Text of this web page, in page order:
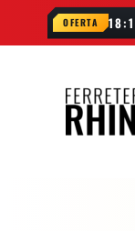
OFERTA
Escríbenos por